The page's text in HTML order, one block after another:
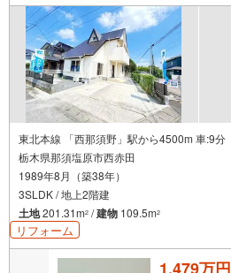
東北本線 「西那須野」駅から4500m 車:9分
栃木県那須塩原市西赤田
1989年8月（築38年）
3SLDK / 地上2階建
土地201.31m2 /建物 109.5m2
リフォーム
1,479万円